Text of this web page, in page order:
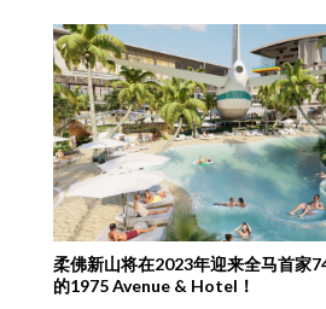
柔佛新山将在2023年迎来全马首家
的1975 Avenue & Hotel！